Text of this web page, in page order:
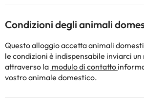
Condizioni degli animali
Questo alloggio accetta animali
le condizioni è indispensabile inviarci un
attraverso la modulo di contatto
vostro animale domestico.